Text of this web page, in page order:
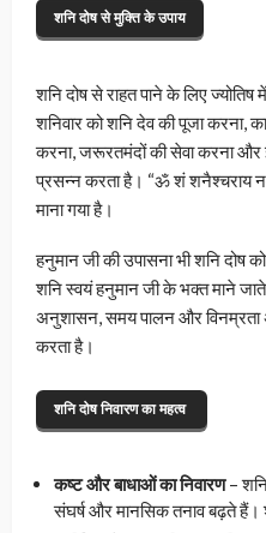
शनि दोष से मुक्ति के उपाय
शनि दोष से राहत पाने के लिए
शनिवार को शनि देव की पूजा करना,
करना, जरूरतमंदों की सेवा करना और
प्रसन्न करता है। “ॐ शं शनैश्चराय
माना गया है।
हनुमान जी की उपासना भी शनि दोष
शनि स्वयं हनुमान जी के भक्त माने
अनुशासन, समय पालन और विनम्रता
करता है।
शनि दोष निवारण का महत्व
कष्ट और बाधाओं का निवारण–
संघर्ष और मानसिक तनाव बढ़ते हैं।